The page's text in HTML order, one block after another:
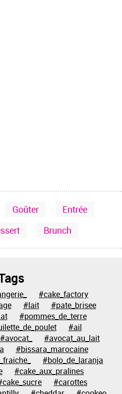
Goûter
Entrée
Brunch
#cake_factory
#lait
#pate_brisee
#pommes_de_terre
#ail
#avocat_
#avocat_au_lait
#bissara_marocaine
#bolo_de_laranja
#cake_aux_pralines
#carottes